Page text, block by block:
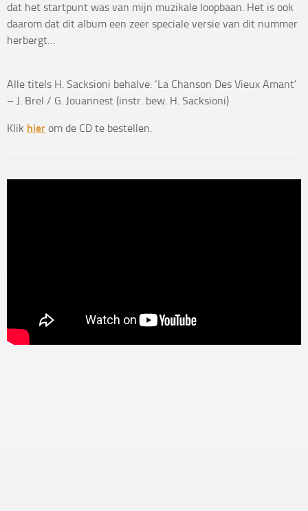
dat het startpunt was van mijn muzikale loopbaan. Het is ook
daarom dat dit album een zeer speciale versie van dit nummer
herbergt…
Alle titels H. Sacksioni behalve: ‘La Chanson Des Vieux Amant’
– J. Brel / G. Jouannest (instr. bew. H. Sacksioni)
Klik hier om de CD te bestellen.